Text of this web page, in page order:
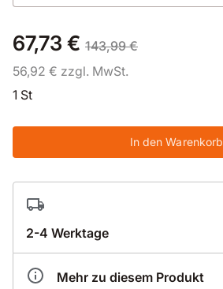
67,73 € 143,99 €
56,92 € zzgl. MwSt.
1 St
In den Warenkorb
2-4 Werktage
Mehr zu diesem Produkt